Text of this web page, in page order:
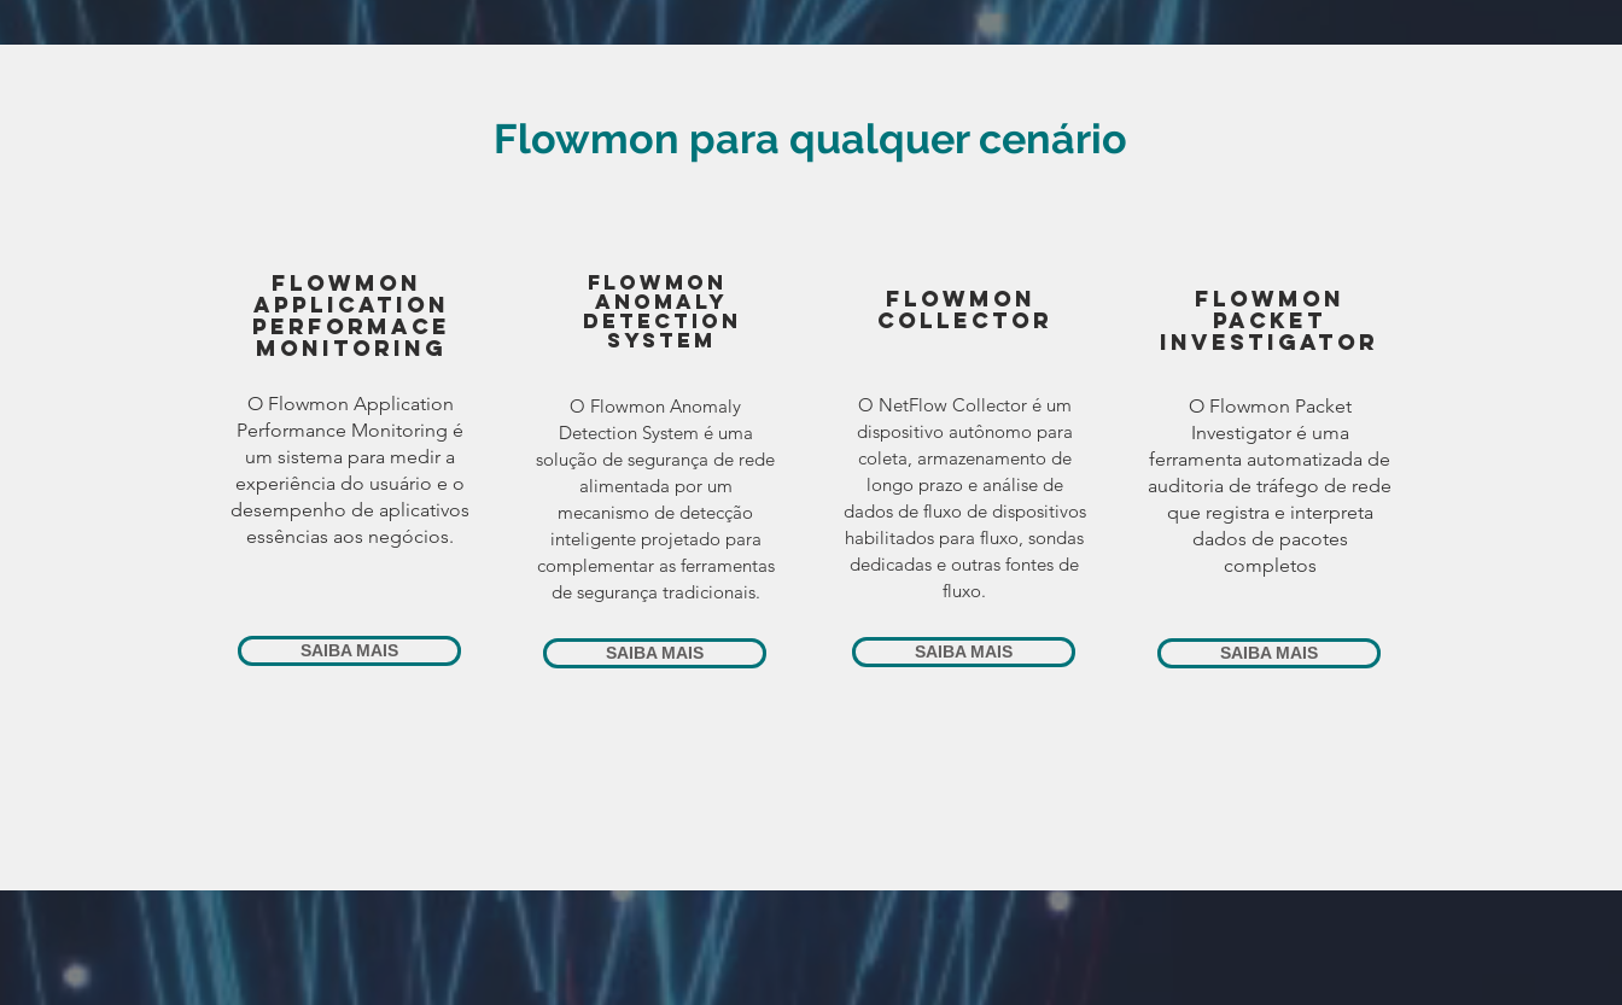
Flowmon para qualquer cenário
FlOWMON
APPLICATION
PERFORMACE
MONITORING
O Flowmon Application
Performance Monitoring é
um sistema para medir a
experiência do usuário e o
desempenho de aplicativos
essências aos negócios.
SAIBA MAIS
FlOWMON
ANOMALY
DETECTION
SYSTEM
O Flowmon Anomaly
Detection System é uma
solução de segurança de rede
alimentada por um
mecanismo de detecção
inteligente projetado para
complementar as ferramentas
de segurança tradicionais.
SAIBA MAIS
FlOWMON
COLLECTOR
O NetFlow Collector é um
dispositivo autônomo para
coleta, armazenamento de
longo prazo e análise de
dados de fluxo de dispositivos
habilitados para fluxo, sondas
dedicadas e outras fontes de
fluxo.
SAIBA MAIS
FlOWMON
PAcket
Investigator
O Flowmon Packet
Investigator é uma
ferramenta automatizada de
auditoria de tráfego de rede
que registra e interpreta
dados de pacotes
completos
SAIBA MAIS